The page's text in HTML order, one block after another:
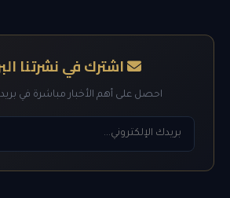
اشترك في نشرتنا
احصل على أهم الأخبار مباشرة في